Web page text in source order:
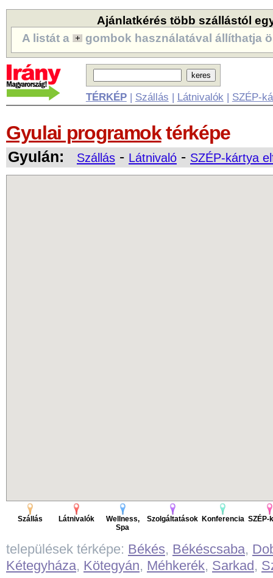
Ajánlatkérés több szállástól
A listát a
gombok használatával állíthatja
TÉRKÉP| Szállás | Látnivalók | SZÉP-
Gyulai programoktérképe
Gyulán: Szállás - Látnivaló - SZÉP-kártya
Szállás Látnivalók
Wellness,
Spa
Szolgáltatások Konferencia SZÉP-
települések térképe: Békés, Békéscsaba,
Kétegyháza, Kötegyán, Méhkerék, Sarkad,